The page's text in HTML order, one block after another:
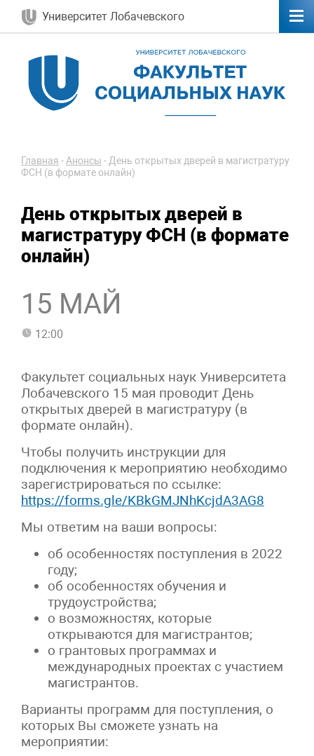
Университет Лобачевского
Главная -Анонсы -День открытых дверей в магистратуру
ФСН (в формате онлайн)
День открытых дверей в
магистратуру ФСН (в формате
онлайн)
15 МАЙ
12:00
Факультет социальных наук Университета
Лобачевского 15 мая проводит День
открытых дверей в магистратуру (в
формате онлайн).
Чтобы получить инструкции для
подключения к мероприятию необходимо
зарегистрироваться по ссылке:
https://forms.gle/KBkGMJNhKcjdA3AG8
Мы ответим на ваши вопросы:
об особенностях поступления в 2022
году;
об особенностях обучения и
трудоустройства;
о возможностях, которые
открываются для магистрантов;
о грантовых программах и
международных проектах с участием
магистрантов.
Варианты программ для поступления, о
которых Вы сможете узнать на
мероприятии: